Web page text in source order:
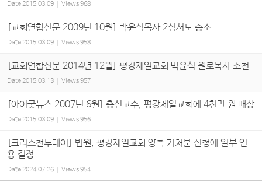
Date2015.03.09 Views968
[교회연합신문 2009년 10월] 박윤식목사 2심서도 승소
Date2015.03.09 Views958
[교회연합신문 2014년 12월] 평강제일교회 박윤식 원로목사 소천
Date 2015.03.13 Views957
[아이굿뉴스 2007년 6월] 총신교수, 평강제일교회에 4천만 원 배상
Date2015.03.09 Views956
[크리스천투데이] 법원, 평강제일교회 양측 가처분 신청에 일부 인
용 결정
Date2024.07.26 Views954